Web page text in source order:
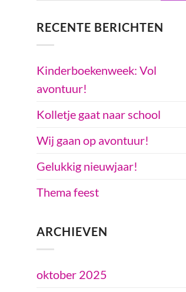
RECENTE BERICHTEN
Kinderboekenweek: Vol
avontuur!
Kolletje gaat naar school
Wij gaan op avontuur!
Gelukkig nieuwjaar!
Thema feest
ARCHIEVEN
oktober 2025